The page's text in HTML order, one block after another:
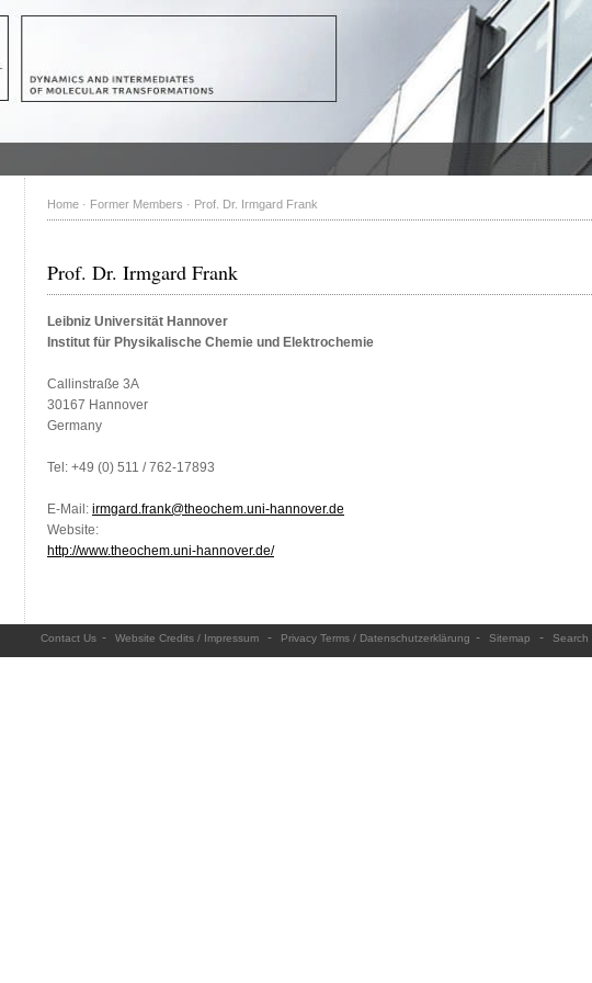
Home · Former Members · Prof. Dr. Irmgard Frank
Prof. Dr. Irmgard Frank
Leibniz Universität Hannover
Institut für Physikalische Chemie und Elektrochemie
Callinstraße 3A
30167 Hannover
Germany
Tel: +49 (0) 511 / 762-17893
E-Mail: irmgard.frank@theochem.uni-hannover.de
Website:
http://www.theochem.uni-hannover.de/
Contact Us - Website Credits / Impressum - Privacy Terms / Datenschutzerklärung - Sitemap - Search